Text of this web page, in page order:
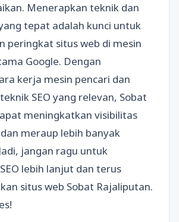
Menerapkan teknik dan
tepat adalah kunci untuk
peringkat situs web di mesin
Google. Dengan
kerja mesin pencari dan
SEO yang relevan, Sobat
meningkatkan visibilitas
meraup lebih banyak
jangan ragu untuk
lebih lanjut dan terus
situs web Sobat Rajaliputan.